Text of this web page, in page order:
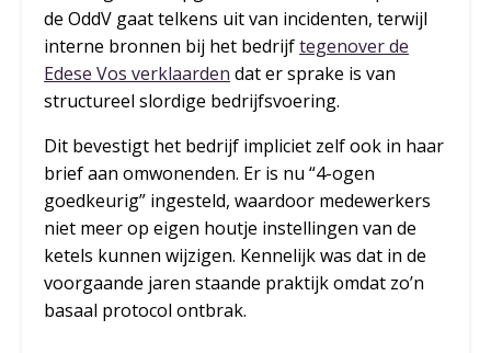
de OddV gaat telkens uit van incidenten, terwijl
interne bronnen bij het bedrijftegenover de
Edese Vos verklaarden dat er sprake is van
structureel slordige bedrijfsvoering.
Dit bevestigt het bedrijf impliciet zelf ook in haar
brief aan omwonenden. Er is nu “4-ogen
goedkeurig” ingesteld, waardoor medewerkers
niet meer op eigen houtje instellingen van de
ketels kunnen wijzigen. Kennelijk was dat in de
voorgaande jaren staande praktijk omdat zo’n
basaal protocol ontbrak.